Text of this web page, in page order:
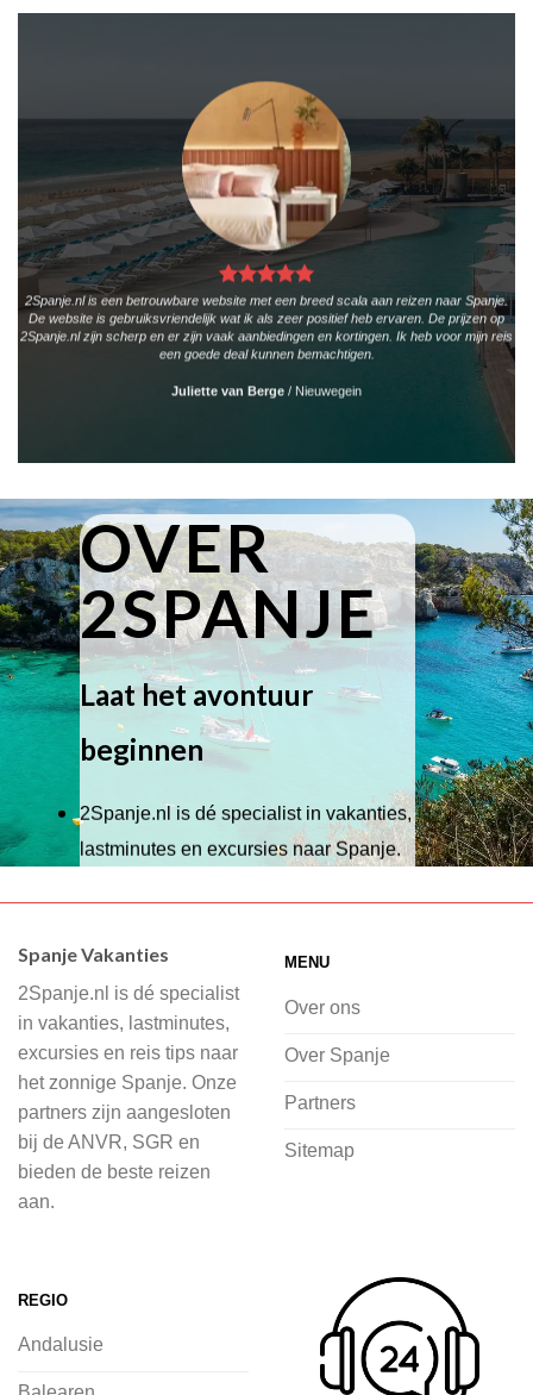
2Spanje.nl is een betrouwbare website met een breed scala aan reizen naar Spanje.
De website is gebruiksvriendelijk wat ik als zeer positief heb ervaren. De prijzen op
2Spanje.nl zijn scherp en er zijn vaak aanbiedingen en kortingen. Ik heb voor mijn reis
een goede deal kunnen bemachtigen.
Juliette van Berge / Nieuwegein
OVER
2SPANJE
Laat het avontuur
beginnen
2Spanje.nl is dé specialist in vakanties,
lastminutes en excursies naar Spanje.
Wij hebben een breed scala aan
of je nu wilt relaxen op het strand,
cultuur wilt ontdekken of avontuur zoekt
in de natuur.
Bij 2Spanje.nl begint de voorpret al
voordat je het vliegtuig instapt, door
inspiratie op te doen over dit zonnige
vliegvakantie zoeken en boeken bij
2Spanje.nl, met een team dat altijd
klaarstaat om eventuele vragen te
beantwoorden en ervoor te zorgen dat
Spanje Vakanties
2Spanje.nl is dé specialist
in vakanties, lastminutes,
excursies en reis tips naar
het zonnige Spanje. Onze
partners zijn aangesloten
bij de ANVR, SGR en
bieden de beste reizen
aan.
MENU
Over ons
Over Spanje
Partners
Sitemap
REGIO
Andalusie